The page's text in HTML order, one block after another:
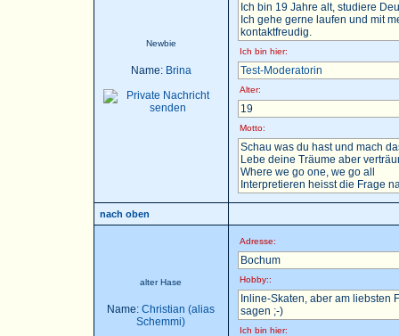
Newbie
Name: Brina
Ich bin 19 Jahre alt, studiere
Ich gehe gerne laufen und mit
kontaktfreudig.
Ich bin hier:
Test-Moderatorin
Alter:
19
Motto:
Schau was du hast und mach
Lebe deine Träume aber
Where we go one, we go all
Interpretieren heisst die Frage
nach oben
alter Hase
Name: Christian (alias
Schemmi)
Adresse:
Bochum
Hobby::
Inline-Skaten, aber am liebsten
sagen ;-)
Ich bin hier: